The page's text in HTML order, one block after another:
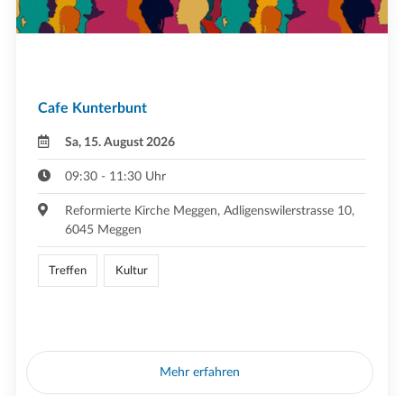
Cafe Kunterbunt
Sa, 15. August 2026
09:30 - 11:30 Uhr
Reformierte Kirche Meggen, Adligenswilerstrasse 10,
6045 Meggen
Treffen Kultur
Mehr erfahren